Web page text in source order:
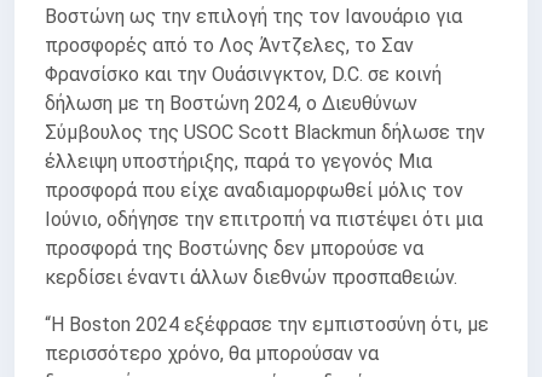
Βοστώνη ως την επιλογή της τον Ιανουάριο για
προσφορές από το Λος Άντζελες, το Σαν
Φρανσίσκο και την Ουάσινγκτον, D.C. σε κοινή
δήλωση με τη Βοστώνη 2024, ο Διευθύνων
Σύμβουλος της USOC Scott Blackmun δήλωσε την
έλλειψη υποστήριξης, παρά το γεγονός Μια
προσφορά που είχε αναδιαμορφωθεί μόλις τον
Ιούνιο, οδήγησε την επιτροπή να πιστέψει ότι μια
προσφορά της Βοστώνης δεν μπορούσε να
κερδίσει έναντι άλλων διεθνών προσπαθειών.
“Η Boston 2024 εξέφρασε την εμπιστοσύνη ότι, με
περισσότερο χρόνο, θα μπορούσαν να